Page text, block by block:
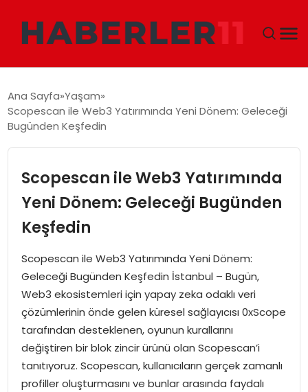
DÜNYA
SIYASET
TEKNOLOJI
EĞITIM
MAGAZIN
SPOR
YAŞAM
Ana Sayfa Yaşam
Scopescan ile Web3 Yatırımında Yeni Dönem: Geleceği
Bugünden Keşfedin
Scopescan ile Web3 Yatırımında
Yeni Dönem: Geleceği Bugünden
Keşfedin
Scopescan ile Web3 Yatırımında Yeni Dönem:
Geleceği Bugünden Keşfedin İstanbul – Bugün,
Web3 ekosistemleri için yapay zeka odaklı veri
çözümlerinin önde gelen küresel sağlayıcısı 0xScope
tarafından desteklenen, oyunun kurallarını
değiştiren bir blok zincir ürünü olan Scopescan’i
tanıtıyoruz. Scopescan, kullanıcıların gerçek zamanlı
profiller oluşturmasını ve bunlar arasında faydalı